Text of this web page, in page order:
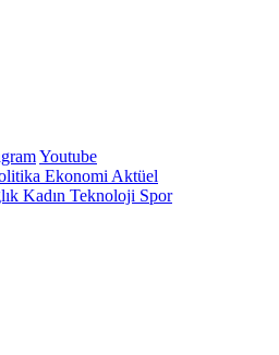
Youtube
Ekonomi Aktüel
Kadın Teknoloji Spor